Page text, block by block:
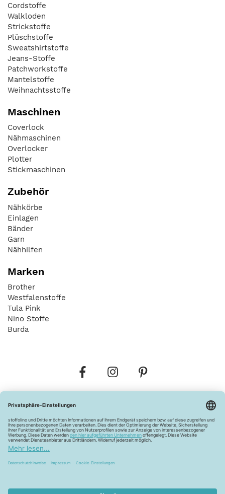
Cordstoffe
Walkloden
Strickstoffe
Plüschstoffe
Sweatshirtstoffe
Jeans-Stoffe
Patchworkstoffe
Mantelstoffe
Weihnachtsstoffe
Maschinen
Coverlock
Nähmaschinen
Overlocker
Plotter
Stickmaschinen
Zubehör
Nähkörbe
Einlagen
Bänder
Garn
Nähhilfen
Marken
Brother
Westfalenstoffe
Tula Pink
Nino Stoffe
Burda
Widerrufsbelehrung Vertrag widerrufen
Barrierefreiheitserklärung
Pflegehinweise